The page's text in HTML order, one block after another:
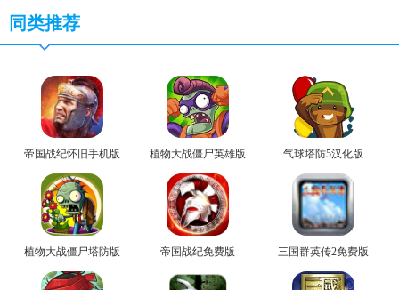
同类推荐
帝国战纪怀旧手机版 植物大战僵尸英雄版 气球塔防5汉化版
植物大战僵尸塔防版 帝国战纪免费版 三国群英传2免费版